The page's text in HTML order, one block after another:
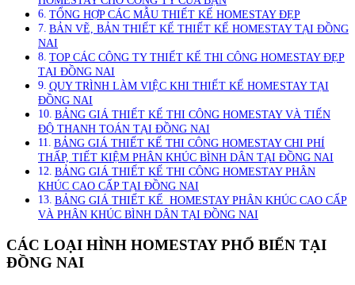
TỔNG HỢP CÁC MẪU THIẾT KẾ HOMESTAY ĐẸP
BẢN VẼ, BẢN THIẾT KẾ THIẾT KẾ HOMESTAY TẠI ĐỒNG
NAI
TOP CÁC CÔNG TY THIẾT KẾ THI CÔNG HOMESTAY ĐẸP
TẠI ĐỒNG NAI
QUY TRÌNH LÀM VIỆC KHI THIẾT KẾ HOMESTAY TẠI
ĐỒNG NAI
BẢNG GIÁ THIẾT KẾ THI CÔNG HOMESTAY VÀ TIẾN
ĐỘ THANH TOÁN TẠI ĐỒNG NAI
BẢNG GIÁ THIẾT KẾ THI CÔNG HOMESTAY CHI PHÍ
THẤP, TIẾT KIỆM PHÂN KHÚC BÌNH DÂN TẠI ĐỒNG NAI
BẢNG GIÁ THIẾT KẾ THI CÔNG HOMESTAY PHÂN
KHÚC CAO CẤP TẠI ĐỒNG NAI
BẢNG GIÁ THIẾT KẾ HOMESTAY PHÂN KHÚC CAO CẤP
VÀ PHÂN KHÚC BÌNH DÂN TẠI ĐỒNG NAI
CÁC LOẠI HÌNH HOMESTAY PHỔ BIẾN TẠI
ĐỒNG NAI